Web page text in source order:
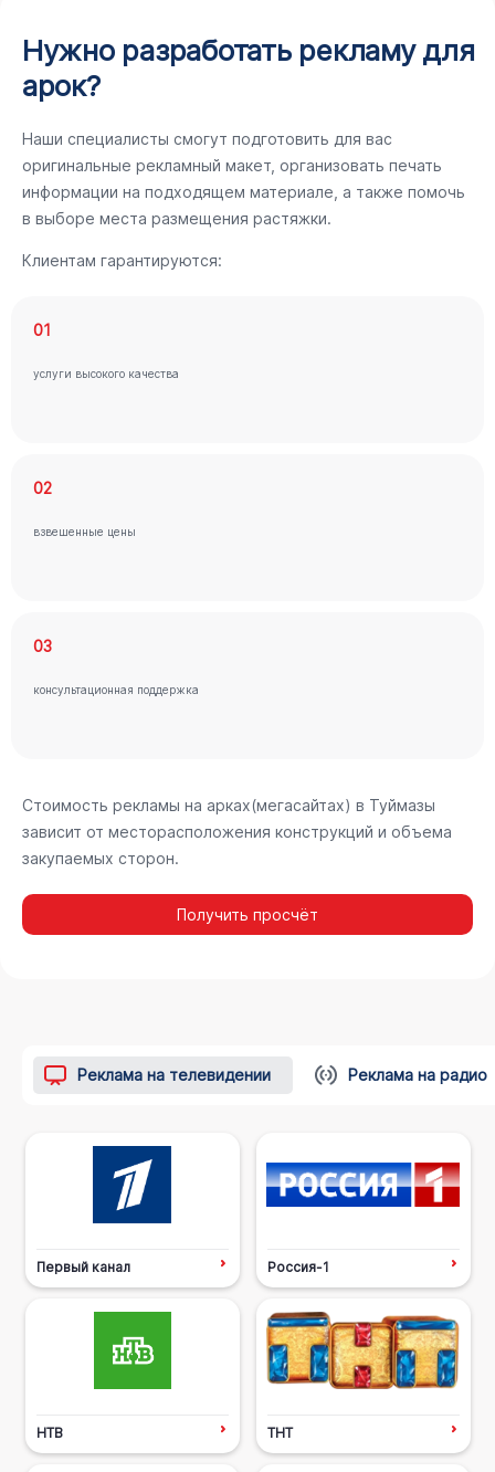
Нужно разработать рекламу для
арок?
Наши специалисты смогут подготовить для вас
оригинальные рекламный макет, организовать печать
информации на подходящем материале, а также помочь
в выборе места размещения растяжки.
Клиентам гарантируются:
01
услуги высокого качества
02
взвешенные цены
03
консультационная поддержка
Стоимость рекламы на арках(мегасайтах) в Туймазы
зависит от месторасположения конструкций и объема
закупаемых сторон.
Получить просчёт
Реклама на телевидении Реклама на радио
Первый канал Россия-1
НТВ ТНТ